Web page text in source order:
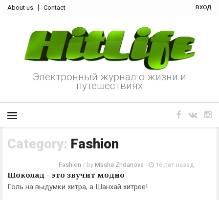
About us Contact вход
Электронный журнал о жизни и
путешествиях
Category: Fashion
Fashion / by Masha Zhdanova - 16 лет назад
Шоколад - это звучит модно
Голь на выдумки хитра, а Шанхай хитрее!